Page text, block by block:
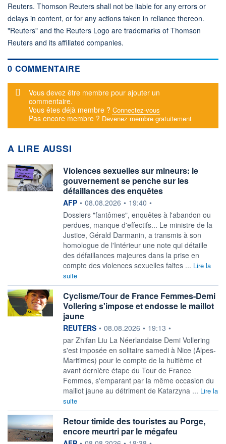
Reuters. Thomson Reuters shall not be liable for any errors or
delays in content, or for any actions taken in reliance thereon.
"Reuters" and the Reuters Logo are trademarks of Thomson
Reuters and its affiliated companies.
0 COMMENTAIRE
Message d'alerte
Vous devez être membre pour ajouter un
commentaire.
Vous êtes déjà membre ? Connectez-vous
Pas encore membre ? Devenez membre gratuitement
A LIRE AUSSI
Violences sexuelles sur mineurs: le
gouvernement se penche sur les
défaillances des enquêtes
information fournie par
AFP • 08.08.2026 • 19:40 •
Dossiers "fantômes", enquêtes à l'abandon ou
perdues, manque d'effectifs... Le ministre de la
Justice, Gérald Darmanin, a transmis à son
homologue de l'Intérieur une note qui détaille
des défaillances majeures dans la prise en
compte des violences sexuelles faites ... Lire la
suite
Cyclisme/Tour de France Femmes-Demi
Vollering s'impose et endosse le maillot
jaune
information fournie par
REUTERS • 08.08.2026 • 19:13 •
par Zhifan Liu La Néerlandaise Demi Vollering
s'est imposée en solitaire ‌samedi à Nice (Alpes-
Maritimes) pour le compte de la huitième et
avant dernière étape du Tour de France
Femmes, s'emparant par la même ​occasion du
maillot jaune au détriment de Katarzyna ... Lire la
suite
Retour timide des touristes au Porge,
encore meurtri par le mégafeu